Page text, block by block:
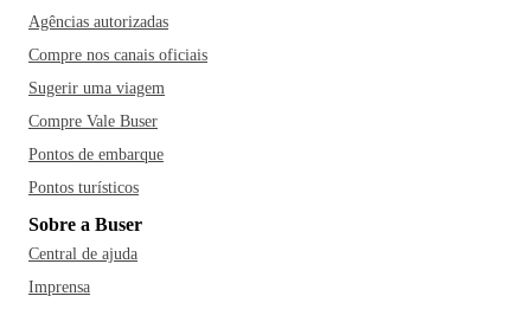
Agências autorizadas
Compre nos canais oficiais
Sugerir uma viagem
Compre Vale Buser
Pontos de embarque
Pontos turísticos
Sobre a Buser
Central de ajuda
Imprensa